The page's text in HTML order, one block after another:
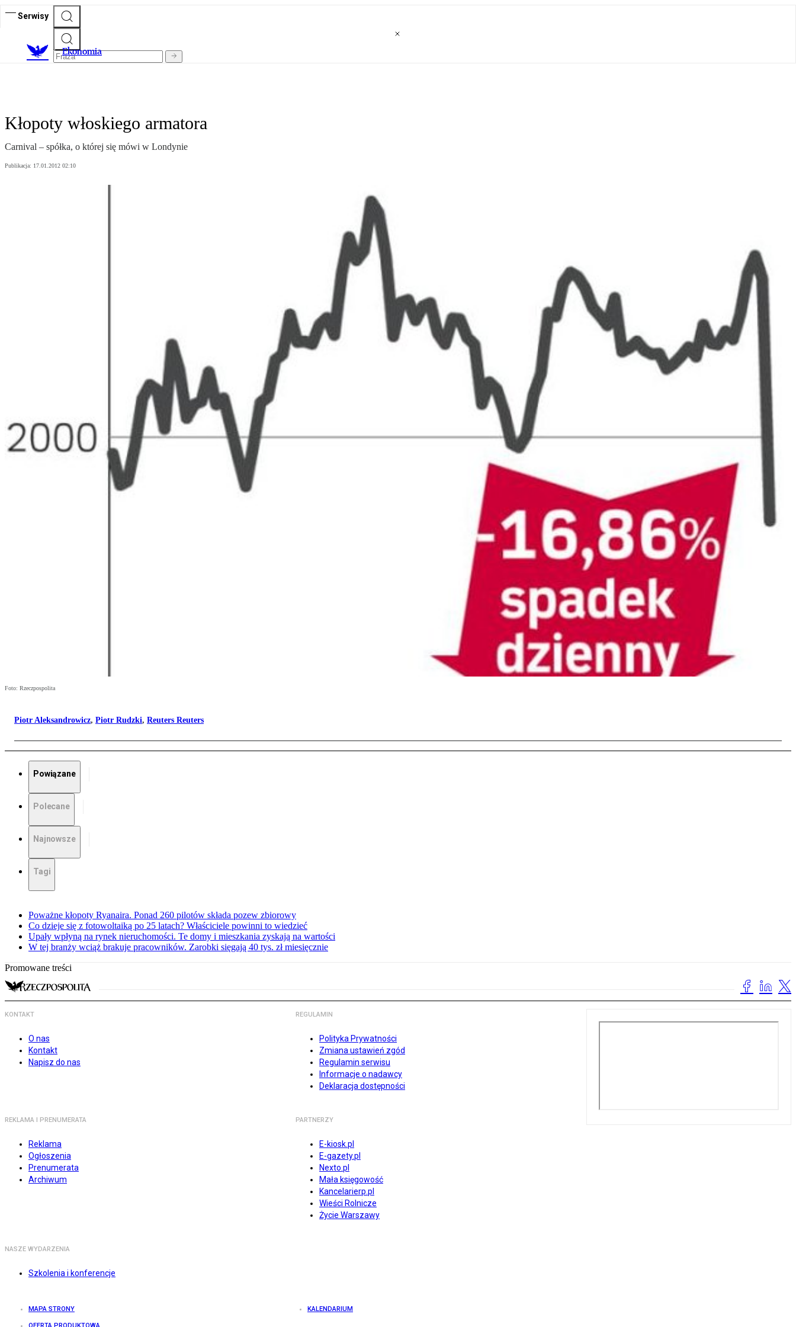
Serwisy
Ekonomia
Kłopoty włoskiego armatora
Carnival – spółka, o której się mówi w Londynie
Publikacja: 17.01.2012 02:10
Foto: Rzeczpospolita
Piotr Aleksandrowicz, Piotr Rudzki, Reuters Reuters
Powiązane
Polecane
Najnowsze
Tagi
Poważne kłopoty Ryanaira. Ponad 260 pilotów składa pozew zbiorowy
Co dzieje się z fotowoltaiką po 25 latach? Właściciele powinni to wiedzieć
Upały wpłyną na rynek nieruchomości. Te domy i mieszkania zyskają na wartości
W tej branży wciąż brakuje pracowników. Zarobki sięgają 40 tys. zł miesięcznie
Promowane treści
KONTAKT
O nas
Kontakt
Napisz do nas
REGULAMIN
Polityka Prywatności
Zmiana ustawień zgód
Regulamin serwisu
Informacje o nadawcy
Deklaracja dostępności
REKLAMA I PRENUMERATA
Reklama
Ogłoszenia
Prenumerata
Archiwum
PARTNERZY
E-kiosk.pl
E-gazety.pl
Nexto.pl
Mała księgowość
Kancelarierp.pl
Wieści Rolnicze
Życie Warszawy
NASZE WYDARZENIA
Szkolenia i konferencje
MAPA STRONY KALENDARIUM